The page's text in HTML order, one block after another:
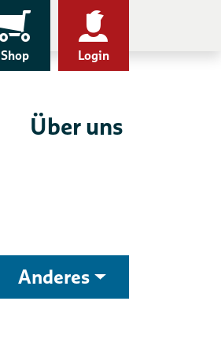
Shop Login
Über uns
Anderes